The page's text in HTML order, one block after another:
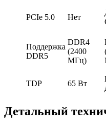
PCIe 5.0 Нет
Поддержка
DDR5
DDR4
(2400
МГц)
TDP
65 Вт
Детальный